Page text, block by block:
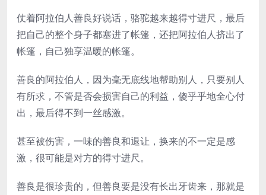
仗着阿拉伯人善良好说话，骆驼越来越得寸进尺，最后
把自己的整个身子都塞进了帐篷，还把阿拉伯人挤出了
帐篷，自己独享温暖的帐篷。
善良的阿拉伯人，因为毫无底线地帮助别人，只要别人
有所求，不管是否会损害自己的利益，傻乎乎地全心付
出，最后得不到一丝感激。
甚至被伤害，一味的善良和退让，换来的不一定是感
激，很可能是对方的得寸进尺。
善良是很珍贵的，但善良要是没有长出牙齿来，那就是